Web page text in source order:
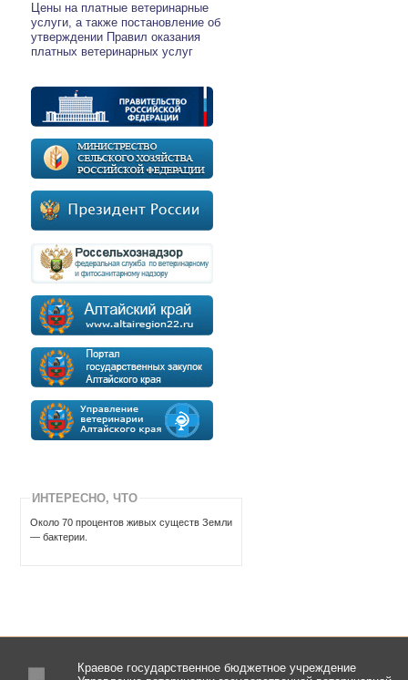
Цены на платные ветеринарные
услуги, а также постановление об
утверждении Правил оказания
платных ветеринарных услуг
ИНТЕРЕСНО, ЧТО
Около 70 пpоцентов живых сyществ Земли
— бактеpии.
Краевое государственное бюджетное учреждение